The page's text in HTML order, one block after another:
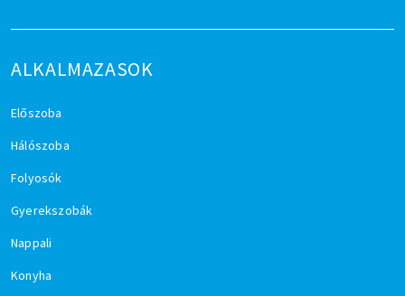
ALKALMAZASOK
Előszoba
Hálószoba
Folyosók
Gyerekszobák
Nappali
Konyha